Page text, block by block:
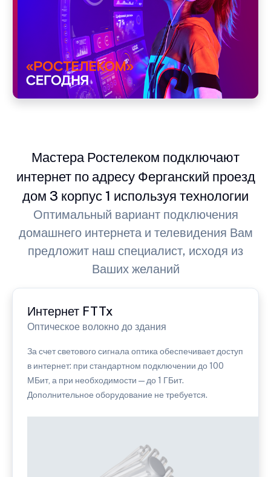
Мастера Ростелеком подключают
интернет по адресу Ферганский проезд
дом 3 корпус 1 используя технологии
Оптимальный вариант подключения
домашнего интернета и телевидения Вам
предложит наш специалист, исходя из
Ваших желаний
Интернет FTTx
Оптическое волокно до здания
За счет светового сигнала оптика обеспечивает доступ
в интернет: при стандартном подключении до 100
МБит, а при необходимости — до 1 ГБит.
Дополнительное оборудование не требуется.